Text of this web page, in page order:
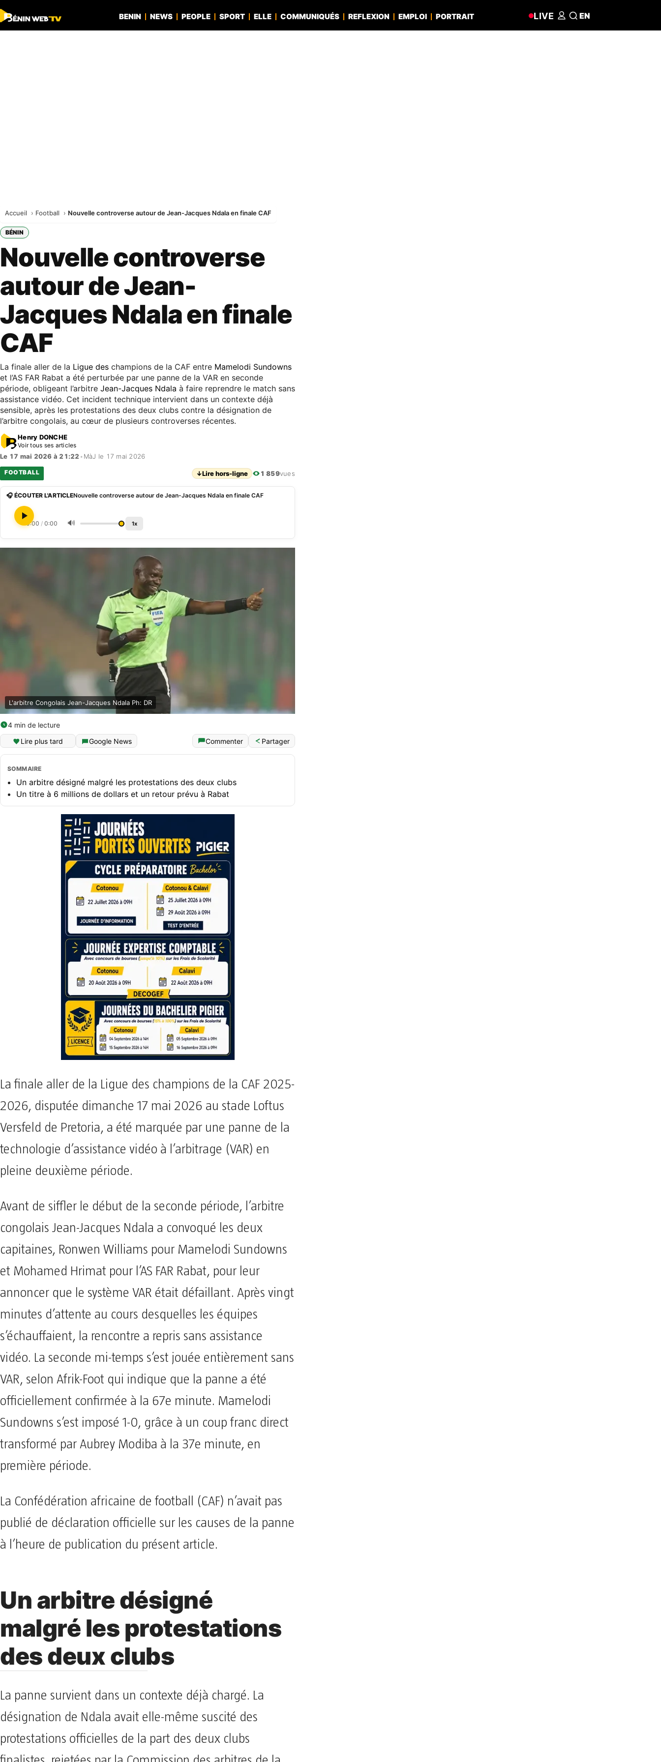
BENIN NEWS PEOPLE SPORT ELLE COMMUNIQUÉS REFLEXION EMPLOI PORTRAIT LIVE EN
Accueil Football Nouvelle controverse autour de Jean-Jacques Ndala en finale CAF
BÉNIN
Nouvelle controverse
autour de Jean-
Jacques Ndala en finale
CAF
La finale aller de la Ligue des champions de la CAF entre Mamelodi Sundowns
et l’AS FAR Rabat a été perturbée par une panne de la VAR en seconde
période, obligeant l’arbitre Jean-Jacques Ndala à faire reprendre le match sans
assistance vidéo. Cet incident technique intervient dans un contexte déjà
sensible, après les protestations des deux clubs contre la désignation de
l’arbitre congolais, au cœur de plusieurs controverses récentes.
Henry DONCHE
Voir tous ses articles
Le 17 mai 2026 à 21:22 • MàJ le 17 mai 2026
FOOTBALL ↓Lire hors-ligne 1 859vues
🎧 ÉCOUTER L'ARTICLENouvelle controverse autour de Jean-Jacques Ndala en finale CAF
0:00 / 0:00 🔊 1x
L'arbitre Congolais Jean-Jacques Ndala Ph: DR
4 min de lecture
Lire plus tard
Google News Commenter Partager
SOMMAIRE
Un arbitre désigné malgré les protestations des deux clubs
Un titre à 6 millions de dollars et un retour prévu à Rabat
La finale aller de la Ligue des champions de la CAF 2025-
2026, disputée dimanche 17 mai 2026 au stade Loftus
Versfeld de Pretoria, a été marquée par une panne de la
technologie d’assistance vidéo à l’arbitrage (VAR) en
pleine deuxième période.
Avant de siffler le début de la seconde période, l’arbitre
congolais Jean-Jacques Ndala a convoqué les deux
capitaines, Ronwen Williams pour Mamelodi Sundowns
et Mohamed Hrimat pour l’AS FAR Rabat, pour leur
annoncer que le système VAR était défaillant. Après vingt
minutes d’attente au cours desquelles les équipes
s’échauffaient, la rencontre a repris sans assistance
vidéo. La seconde mi-temps s’est jouée entièrement sans
VAR, selon Afrik-Foot qui indique que la panne a été
officiellement confirmée à la 67e minute. Mamelodi
Sundowns s’est imposé 1-0, grâce à un coup franc direct
transformé par Aubrey Modiba à la 37e minute, en
première période.
La Confédération africaine de football (CAF) n’avait pas
publié de déclaration officielle sur les causes de la panne
à l’heure de publication du présent article.
Un arbitre désigné
malgré les protestations
des deux clubs
La panne survient dans un contexte déjà chargé. La
désignation de Ndala avait elle-même suscité des
protestations officielles de la part des deux clubs